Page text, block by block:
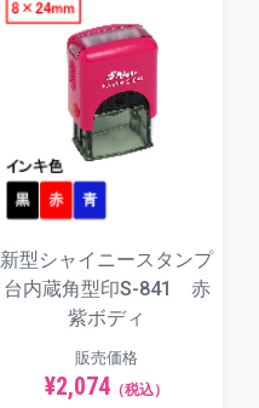
新型シャイニースタンプ
台内蔵角型印S-841 赤
紫ボディ
販売価格
¥2,074 （税込）